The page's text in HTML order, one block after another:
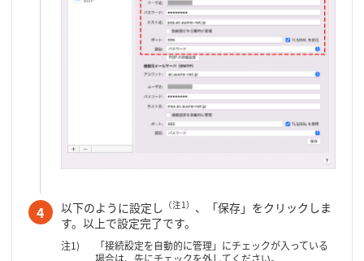
4 以下のように設定し （注1） 、「保存」をクリックしま
す。以上で設定完了です。
「接続設定を自動的に管理」にチェックが入っている
場合は、先にチェックを外してください。